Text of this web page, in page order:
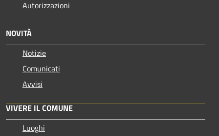
Autorizzazioni
NOVITÀ
Notizie
Comunicati
Avvisi
VIVERE IL COMUNE
Luoghi